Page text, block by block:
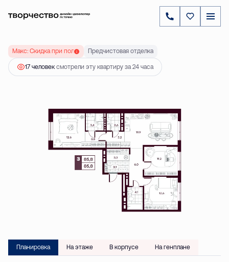
3-комнатная85.75 м
10 080 000 ₽
Макс: Скидка при полной оплате до 20 %
Предчистовая отделка
17 человек смотрели эту квартиру за 24 часа
Планировка На этаже В корпусе На генплане